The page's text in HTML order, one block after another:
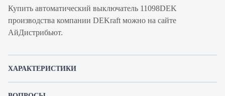
Купить автоматический выключатель 11098DEK
производства компании DEKraft можно на сайте
АйДистрибьют.
ХАРАКТЕРИСТИКИ